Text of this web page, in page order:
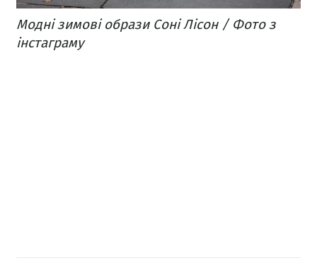
Модні зимові образи Соні Лісон / Фото з
інстаграму